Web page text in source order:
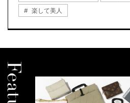
楽して美人